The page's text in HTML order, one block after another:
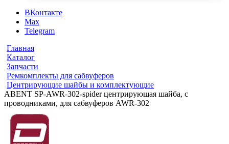
ВКонтакте
Max
Telegram
Главная
Каталог
Запчасти
Ремкомплекты для сабвуферов
Центрирующие шайбы и комплектующие
ABENT SP-AWR-302-spider центрирующая шайба, с
проводниками, для сабвуферов AWR-302